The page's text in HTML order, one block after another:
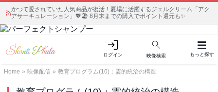
かつて愛されていた人気商品が復活！夏場に活躍するジェルクリーム「アク
アサーキュレーション」💖🏖️ 8月末までの購入でポイント還元も✨
ログイン 映像検索 もっと探す
Home » 映像配信 » 教育プログラム(10)：霊的統治の構造